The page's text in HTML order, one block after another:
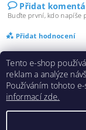
Přidat
Buďte první, kdo napíše
Přidat hodnocení
Doprava a platba
Tento e-shop
reklam a analýze
Používáním tohoto
informací zde.